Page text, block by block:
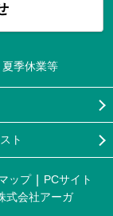
季休業等
ト
ップ
PCサイト
式会社アーガ